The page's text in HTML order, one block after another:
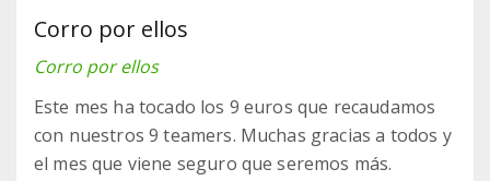
Corro por ellos
Corro por ellos
Este mes ha tocado los 9 euros que recaudamos
con nuestros 9 teamers. Muchas gracias a todos y
el mes que viene seguro que seremos más.